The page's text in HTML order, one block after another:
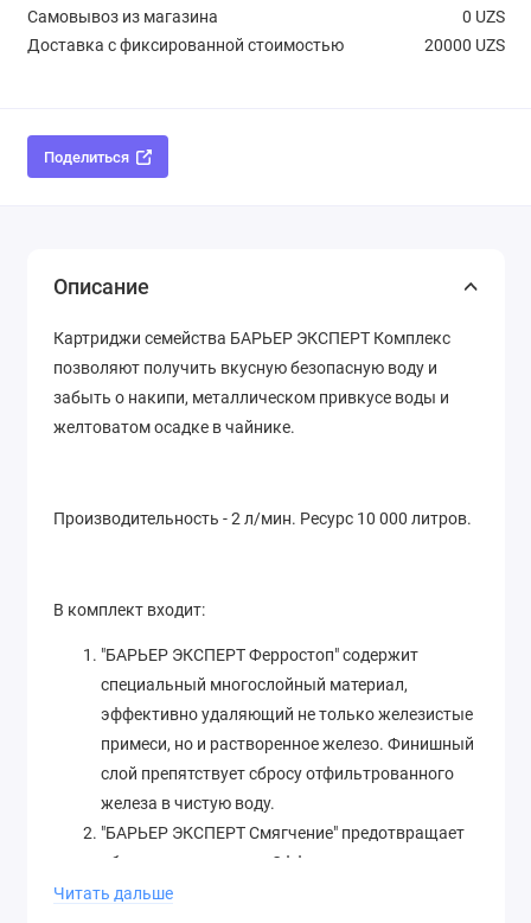
Самовывоз из магазина
0 UZS
Доставка с фиксированной стоимостью
20000 UZS
Поделиться
Описание
Картриджи семейства БАРЬЕР ЭКСПЕРТ Комплекс
позволяют получить вкусную безопасную воду и
забыть о накипи, металлическом привкусе воды и
желтоватом осадке в чайнике.
Производительность - 2 л/мин. Ресурс 10 000 литров.
В комплект входит:
"БАРЬЕР ЭКСПЕРТ Ферростоп" содержит
специальный многослойный материал,
эффективно удаляющий не только железистые
примеси, но и растворенное железо. Финишный
слой препятствует сбросу отфильтрованного
железа в чистую воду.
"БАРЬЕР ЭКСПЕРТ Смягчение" предотвращает
образование накипи. Эффективно снижает
карбонатную жесткость, из-за которой
Читать дальше